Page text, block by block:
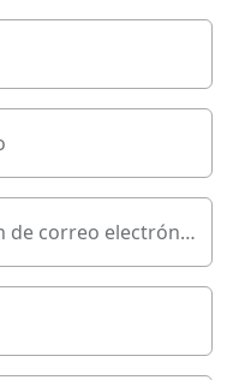
Vuelva a introducir su dirección de correo electrónico